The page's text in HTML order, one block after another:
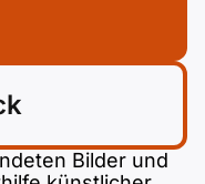
Bilder und